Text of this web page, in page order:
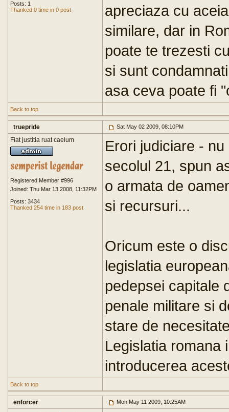
Posts: 1
Thanked 0 time in 0 post
apreciaza cu
similare, dar in
poate te trezesti
si sunt
asa ceva poate fi
Back to top
truepride Sat May 02 2009, 08:10PM
Fiat justitia ruat caelum
Registered Member #996
Joined: Thu Mar 13 2008, 11:32PM
Posts: 3434
Thanked 254 time in 183 post
Erori judiciare -
secolul 21, spun
o armata de
si recursuri...
Oricum este o
legislatia
pedepsei capitale
penale militare si
stare de
Legislatia romana
introducerea
Back to top
enforcer Mon May 11 2009, 10:25AM